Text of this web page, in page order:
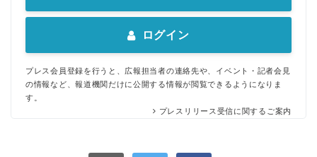
ログイン
プレス会員登録を行うと、広報担当者の連絡先や、イベント・記者会見
の情報など、報道機関だけに公開する情報が閲覧できるようになりま
す。
プレスリリース受信に関するご案内